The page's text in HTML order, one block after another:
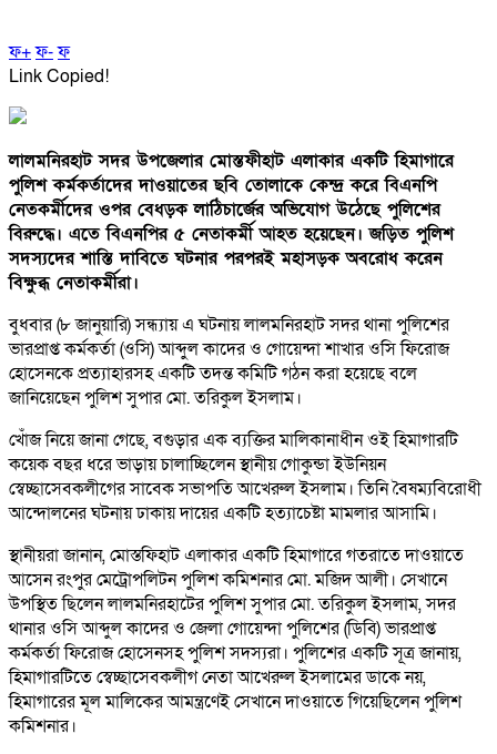
ফ+ফ-ফ
Link Copied!
লালমনিরহাট সদর উপজেলার মোস্তফীহাট এলাকার একটি হিমাগারে
পুলিশ কর্মকর্তাদের দাওয়াতের ছবি তোলাকে কেন্দ্র করে বিএনপি
নেতকর্মীদের ওপর বেধড়ক লাঠিচার্জের অভিযোগ উঠেছে পুলিশের
বিরুদ্ধে। এতে বিএনপির ৫ নেতাকর্মী আহত হয়েছেন। জড়িত পুলিশ
সদস্যদের শাস্তি দাবিতে ঘটনার পরপরই মহাসড়ক অবরোধ করেন
বিক্ষুব্ধ নেতাকর্মীরা।
বুধবার (৮ জানুয়ারি) সন্ধ্যায় এ ঘটনায় লালমনিরহাট সদর থানা পুলিশের
ভারপ্রাপ্ত কর্মকর্তা (ওসি) আব্দুল কাদের ও গোয়েন্দা শাখার ওসি ফিরোজ
হোসেনকে প্রত্যাহারসহ একটি তদন্ত কমিটি গঠন করা হয়েছে বলে
জানিয়েছেন পুলিশ সুপার মো. তরিকুল ইসলাম।
খোঁজ নিয়ে জানা গেছে, বগুড়ার এক ব্যক্তির মালিকানাধীন ওই হিমাগারটি
কয়েক বছর ধরে ভাড়ায় চালাচ্ছিলেন স্থানীয় গোকুন্ডা ইউনিয়ন
স্বেচ্ছাসেবকলীগের সাবেক সভাপতি আখেরুল ইসলাম। তিনি বৈষম্যবিরোধী
আন্দোলনের ঘটনায় ঢাকায় দায়ের একটি হত্যাচেষ্টা মামলার আসামি।
স্থানীয়রা জানান, মোস্তফিহাট এলাকার একটি হিমাগারে গতরাতে দাওয়াতে
আসেন রংপুর মেট্রোপলিটন পুলিশ কমিশনার মো. মজিদ আলী। সেখানে
উপস্থিত ছিলেন লালমনিরহাটের পুলিশ সুপার মো. তরিকুল ইসলাম, সদর
থানার ওসি আব্দুল কাদের ও জেলা গোয়েন্দা পুলিশের (ডিবি) ভারপ্রাপ্ত
কর্মকর্তা ফিরোজ হোসেনসহ পুলিশ সদস্যরা। পুলিশের একটি সূত্র জানায়,
হিমাগারটিতে স্বেচ্ছাসেবকলীগ নেতা আখেরুল ইসলামের ডাকে নয়,
হিমাগারের মূল মালিকের আমন্ত্রণেই সেখানে দাওয়াতে গিয়েছিলেন পুলিশ
কমিশনার।